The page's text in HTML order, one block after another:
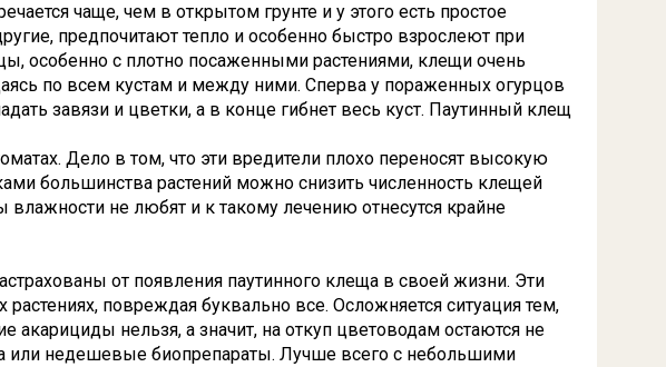
чаще, чем в открытом грунте и у этого есть простое
предпочитают тепло и особенно быстро взрослеют при
особенно с плотно посаженными растениями, клещи очень
по всем кустам и между ними. Сперва у пораженных огурцов
завязи и цветки, а в конце гибнет весь куст. Паутинный клещ
Дело в том, что эти вредители плохо переносят высокую
большинства растений можно снизить численность клещей
не любят и к такому лечению отнесутся крайне
от появления паутинного клеща в своей жизни. Эти
растениях, повреждая буквально все. Осложняется ситуация тем,
акарициды нельзя, а значит, на откуп цветоводам остаются не
или недешевые биопрепараты. Лучше всего с небольшими